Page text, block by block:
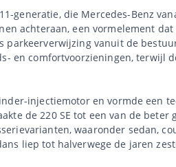
generatie, die Mercedes-Benz
achteraan, een vormelement
vanuit de
en comfortvoorzieningen, terwijl
injectiemotor en vormde een
de 220 SE tot een van de
waaronder sedan,
liep tot halverwege de jaren